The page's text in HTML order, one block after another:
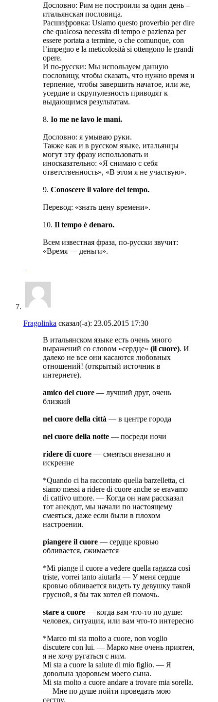
Дословно: Рим не построили за один день –
итальянская пословица.
Расшифровка: Usiamo questo proverbio per dire
che qualcosa necessita di tempo e pazienza per
essere portata a termine, o che comunque, con
l’impegno e la meticolosità si ottengono le grandi
opere.
И по-русски: Мы используем данную
пословицу, чтобы сказать, что нужно время и
терпение, чтобы завершить начатое, или же,
усердие и скрупулезность приводят к
выдающимся результатам.
8. Io me ne lavo le mani.
Дословно: я умываю руки.
Также как и в русском языке, итальянцы
могут эту фразу использовать и
иносказательно: «Я снимаю с себя
ответственность», «В этом я не участвую».
9. Conoscere il valore del tempo.
Перевод: «знать цену времени».
10. Il tempo è denaro.
Всем известная фраза, по-русски звучит:
«Время — деньги».
Fragolinka сказал(-а): 23.05.2015 17:30
В итальянском языке есть очень много
выражений со словом «сердце» (il cuore). И
далеко не все они касаются любовных
отношений! (открытый источник в
интернете).
amico del cuore — лучший друг, очень
близкий
nel cuore della città — в центре города
nel cuore della notte — посреди ночи
ridere di cuore — смеяться внезапно и
искренне
*Quando ci ha raccontato quella barzelletta, ci
siamo messi a ridere di cuore anche se eravamo
di cattivo umore. — Когда он нам рассказал
тот анекдот, мы начали по настоящему
смеяться, даже если были в плохом
настроении.
piangere il cuore — сердце кровью
обливается, сжимается
*Mi piange il cuore a vedere quella ragazza così
triste, vorrei tanto aiutarla — У меня сердце
кровью обливается видеть ту девушку такой
грусной, я бы так хотел ей помочь.
stare a cuore — когда вам что-то по душе:
человек, ситуация, или вам что-то интересно
*Marco mi sta molto a cuore, non voglio
discutere con lui. — Марко мне очень приятен,
я не хочу ругаться с ним.
Mi sta a cuore la salute di mio figlio. — Я
довольна здоровьем моего сына.
Mi sta molto a cuore andare a trovare mia sorella.
— Мне по душе пойти проведать мою
сестру.